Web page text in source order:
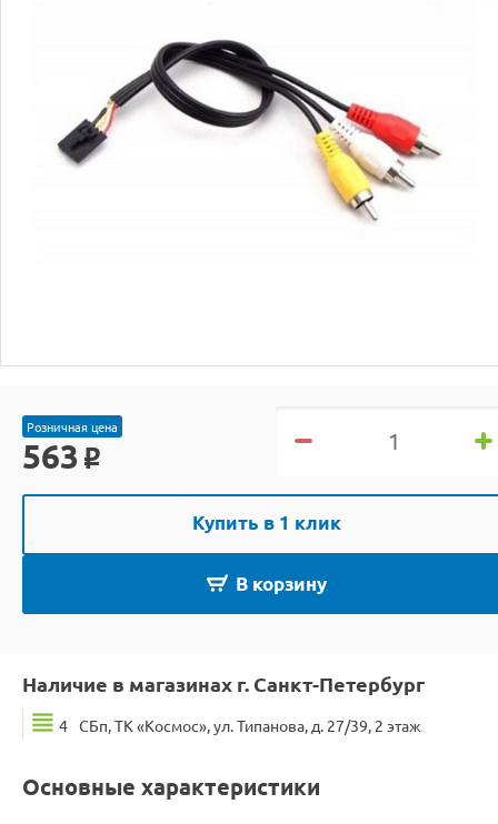
Розничная цена
563 o
Купить в 1 клик
В корзину
Наличие в магазинах г. Санкт-Петербург
4 СБп, ТК «Космос», ул. Типанова, д. 27/39, 2 этаж
Основные характеристики